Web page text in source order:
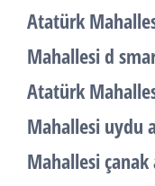
Atatürk
Mahallesi d
Atatürk
Mahallesi uydu
Mahallesi